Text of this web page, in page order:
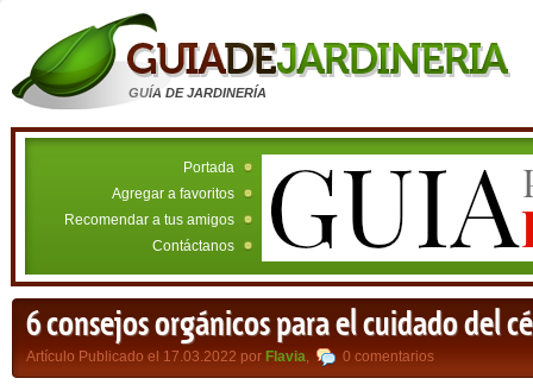
GUÍA DE JARDINERÍA
Portada
Agregar a favoritos
Recomendar a tus amigos
Contáctanos
6 consejos orgánicos para el cuidado del
Artículo Publicado el 17.03.2022 por Flavia, 0 comentarios